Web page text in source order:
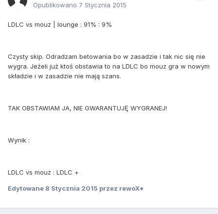
Opublikowano 7 Stycznia 2015
LDLC vs mouz | lounge : 91% : 9%
Czysty skip. Odradzam betowania bo w zasadzie i tak nic się nie
wygra. Jeżeli już ktoś obstawia to na LDLC bo mouz gra w nowym
składzie i w zasadzie nie mają szans.
TAK OBSTAWIAM JA, NIE GWARANTUJĘ WYGRANEJ!
Wynik :
LDLC vs mouz : LDLC +
Edytowane 8 Stycznia 2015 przez rewoX*